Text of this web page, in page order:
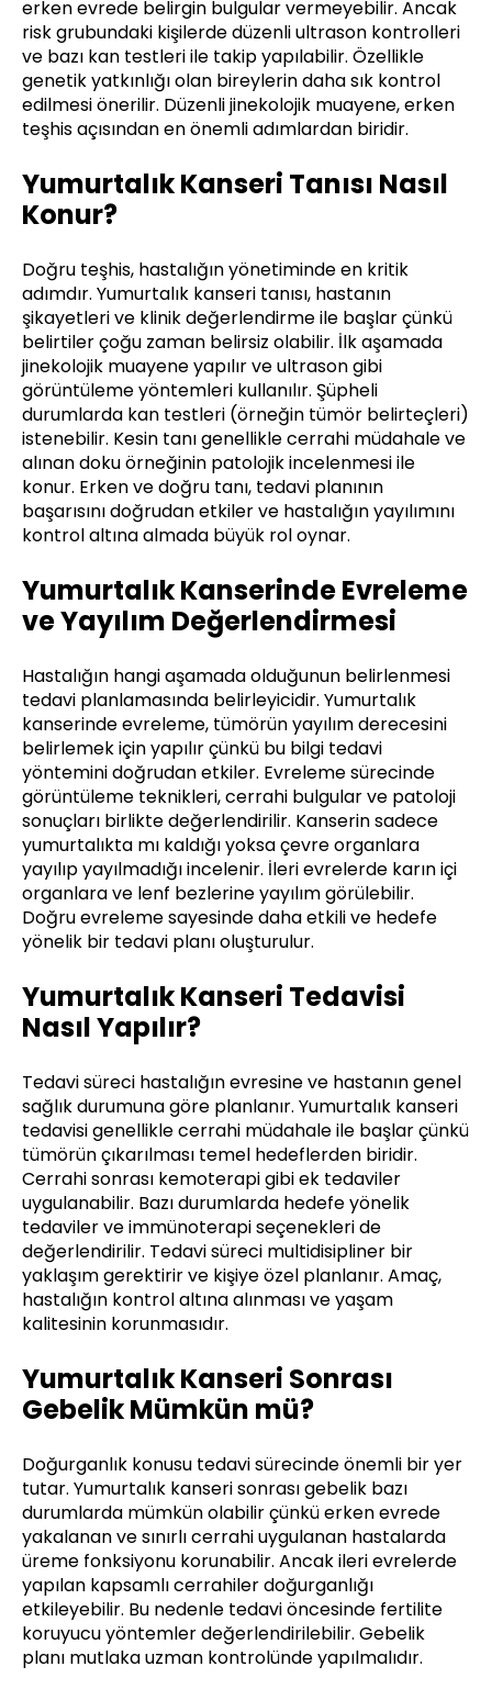
erken evrede belirgin bulgular vermeyebilir. Ancak
risk grubundaki kişilerde düzenli ultrason kontrolleri
ve bazı kan testleri ile takip yapılabilir. Özellikle
genetik yatkınlığı olan bireylerin daha sık kontrol
edilmesi önerilir. Düzenli jinekolojik muayene, erken
teşhis açısından en önemli adımlardan biridir.
Yumurtalık Kanseri Tanısı Nasıl
Konur?
Doğru teşhis, hastalığın yönetiminde en kritik
adımdır. Yumurtalık kanseri tanısı, hastanın
şikayetleri ve klinik değerlendirme ile başlar çünkü
belirtiler çoğu zaman belirsiz olabilir. İlk aşamada
jinekolojik muayene yapılır ve ultrason gibi
görüntüleme yöntemleri kullanılır. Şüpheli
durumlarda kan testleri (örneğin tümör belirteçleri)
istenebilir. Kesin tanı genellikle cerrahi müdahale ve
alınan doku örneğinin patolojik incelenmesi ile
konur. Erken ve doğru tanı, tedavi planının
başarısını doğrudan etkiler ve hastalığın yayılımını
kontrol altına almada büyük rol oynar.
Yumurtalık Kanserinde Evreleme
ve Yayılım Değerlendirmesi
Hastalığın hangi aşamada olduğunun belirlenmesi
tedavi planlamasında belirleyicidir. Yumurtalık
kanserinde evreleme, tümörün yayılım derecesini
belirlemek için yapılır çünkü bu bilgi tedavi
yöntemini doğrudan etkiler. Evreleme sürecinde
görüntüleme teknikleri, cerrahi bulgular ve patoloji
sonuçları birlikte değerlendirilir. Kanserin sadece
yumurtalıkta mı kaldığı yoksa çevre organlara
yayılıp yayılmadığı incelenir. İleri evrelerde karın içi
organlara ve lenf bezlerine yayılım görülebilir.
Doğru evreleme sayesinde daha etkili ve hedefe
yönelik bir tedavi planı oluşturulur.
Yumurtalık Kanseri Tedavisi
Nasıl Yapılır?
Tedavi süreci hastalığın evresine ve hastanın genel
sağlık durumuna göre planlanır. Yumurtalık kanseri
tedavisi genellikle cerrahi müdahale ile başlar çünkü
tümörün çıkarılması temel hedeflerden biridir.
Cerrahi sonrası kemoterapi gibi ek tedaviler
uygulanabilir. Bazı durumlarda hedefe yönelik
tedaviler ve immünoterapi seçenekleri de
değerlendirilir. Tedavi süreci multidisipliner bir
yaklaşım gerektirir ve kişiye özel planlanır. Amaç,
hastalığın kontrol altına alınması ve yaşam
kalitesinin korunmasıdır.
Yumurtalık Kanseri Sonrası
Gebelik Mümkün mü?
Doğurganlık konusu tedavi sürecinde önemli bir yer
tutar. Yumurtalık kanseri sonrası gebelik bazı
durumlarda mümkün olabilir çünkü erken evrede
yakalanan ve sınırlı cerrahi uygulanan hastalarda
üreme fonksiyonu korunabilir. Ancak ileri evrelerde
yapılan kapsamlı cerrahiler doğurganlığı
etkileyebilir. Bu nedenle tedavi öncesinde fertilite
koruyucu yöntemler değerlendirilebilir. Gebelik
planı mutlaka uzman kontrolünde yapılmalıdır.